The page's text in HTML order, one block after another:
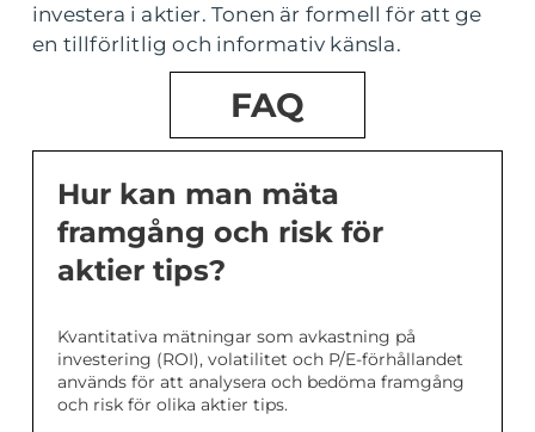
investera i aktier. Tonen är formell för att ge
en tillförlitlig och informativ känsla.
FAQ
Hur kan man mäta
framgång och risk för
aktier tips?
Kvantitativa mätningar som avkastning på
investering (ROI), volatilitet och P/E-förhållandet
används för att analysera och bedöma framgång
och risk för olika aktier tips.